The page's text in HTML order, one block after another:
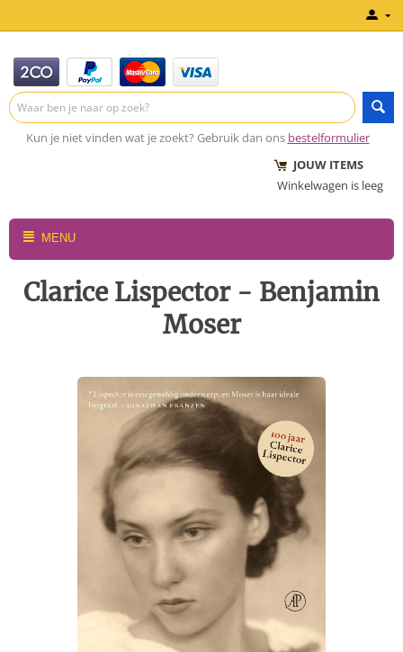
Kun je niet vinden wat je zoekt? Gebruik dan ons bestelformulier
JOUW ITEMS
Winkelwagen is leeg
MENU
Clarice Lispector - Benjamin
Moser